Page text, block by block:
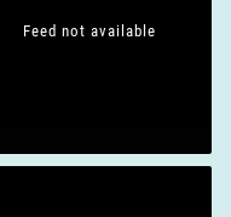
Feed not available